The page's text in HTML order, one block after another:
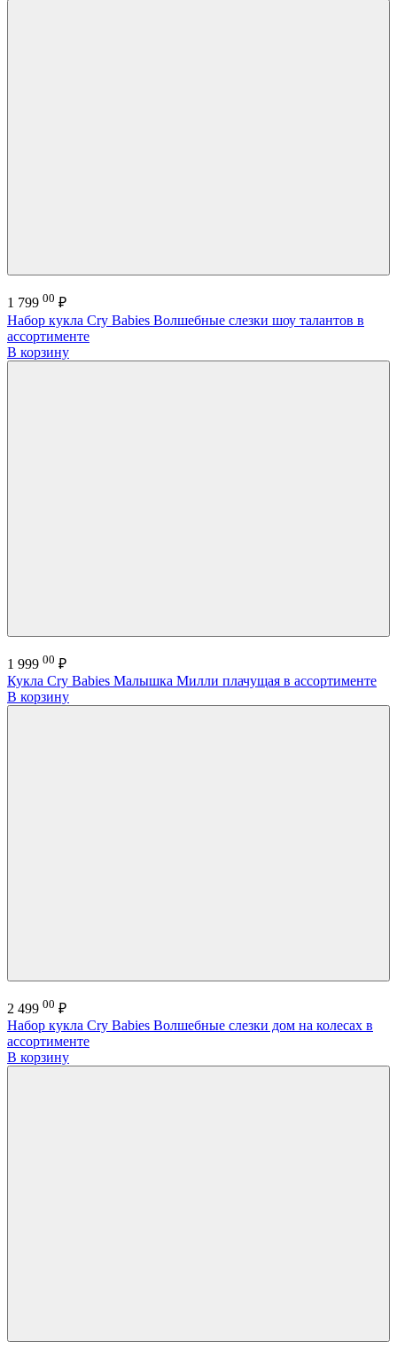
1 799 00 ₽
Набор кукла Cry Babies Волшебные слезки шоу талантов в
ассортименте
В корзину
1 999 00 ₽
Кукла Cry Babies Малышка Милли плачущая в ассортименте
В корзину
2 499 00 ₽
Набор кукла Cry Babies Волшебные слезки дом на колесах в
ассортименте
В корзину